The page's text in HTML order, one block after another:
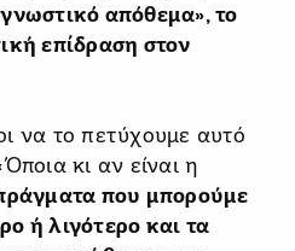
απόθεμα», το
επίδραση στον
να το πετύχουμε αυτό
κι αν είναι η
που μπορούμε
ή λιγότερο και τα